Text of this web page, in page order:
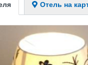
Отель на